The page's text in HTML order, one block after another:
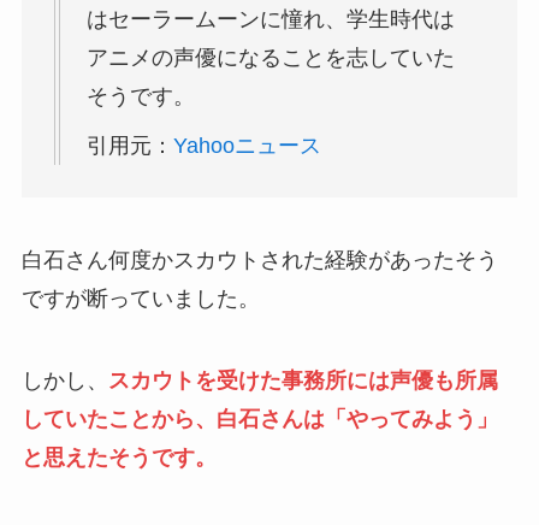
はセーラームーンに憧れ、学生時代は
アニメの声優になることを志していた
そうです。
引用元： Yahooニュース
白石さん何度かスカウトされた経験があったそう
ですが断っていました。
しかし、
スカウトを受けた事務所には声優も所属
していたことから、白石さんは「やってみよう」
と思えたそうです。